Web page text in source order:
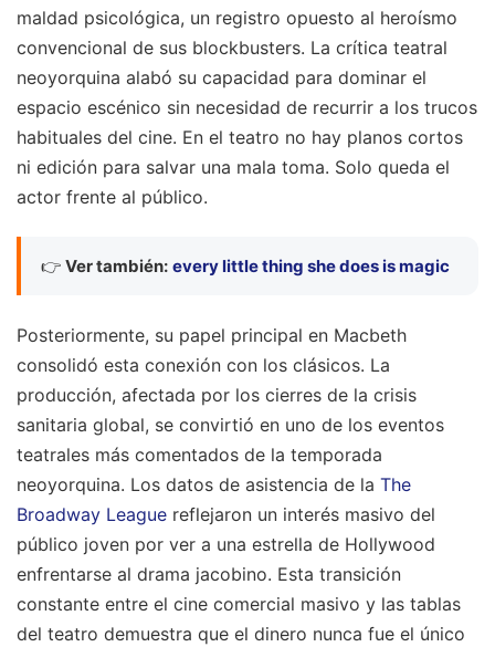
maldad psicológica, un registro opuesto al heroísmo
convencional de sus blockbusters. La crítica teatral
neoyorquina alabó su capacidad para dominar el
espacio escénico sin necesidad de recurrir a los trucos
habituales del cine. En el teatro no hay planos cortos
ni edición para salvar una mala toma. Solo queda el
actor frente al público.
👉 Ver también: every little thing she does is magic
Posteriormente, su papel principal en Macbeth
consolidó esta conexión con los clásicos. La
producción, afectada por los cierres de la crisis
sanitaria global, se convirtió en uno de los eventos
teatrales más comentados de la temporada
neoyorquina. Los datos de asistencia de la The
Broadway League reflejaron un interés masivo del
público joven por ver a una estrella de Hollywood
enfrentarse al drama jacobino. Esta transición
constante entre el cine comercial masivo y las tablas
del teatro demuestra que el dinero nunca fue el único